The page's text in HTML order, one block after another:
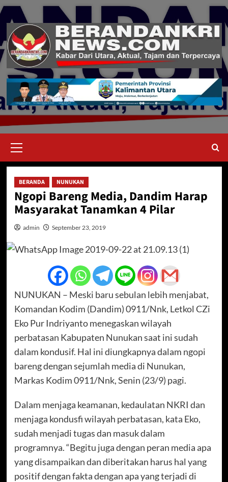
Skip
content
Menu
BERANDA NUNUKAN
Ngopi Bareng Media, Dandim Harap
Masyarakat Tanamkan 4 Pilar
admin September 23, 2019
NUNUKAN – Meski baru sebulan lebih menjabat,
Komandan Kodim (Dandim) 0911/Nnk, Letkol CZi
Eko Pur Indriyanto menegaskan wilayah
perbatasan Kabupaten Nunukan saat ini sudah
dalam kondusif. Hal ini diungkapnya dalam ngopi
bareng dengan sejumlah media di Nunukan,
Markas Kodim 0911/Nnk, Senin (23/9) pagi.
Dalam menjaga keamanan, kedaulatan NKRI dan
menjaga kondusfi wilayah perbatasan, kata Eko,
sudah menjadi tugas dan masuk dalam
programnya. “Begitu juga dengan peran media apa
yang disampaikan dan diberitakan harus hal yang
positif dengan fakta dengan apa yang terjadi di